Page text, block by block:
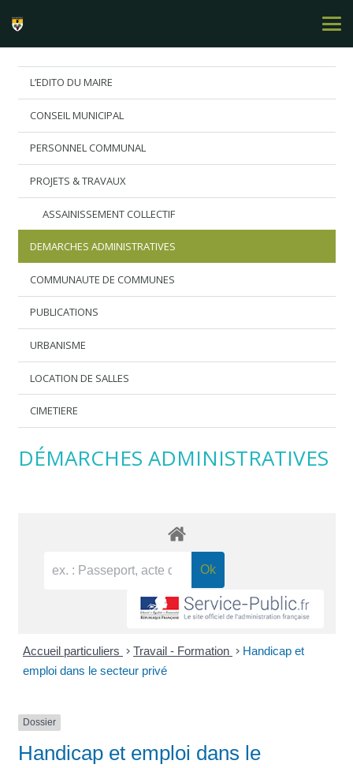
L’EDITO DU MAIRE
CONSEIL MUNICIPAL
PERSONNEL COMMUNAL
PROJETS & TRAVAUX
ASSAINISSEMENT COLLECTIF
DEMARCHES ADMINISTRATIVES
COMMUNAUTE DE COMMUNES
PUBLICATIONS
URBANISME
LOCATION DE SALLES
CIMETIERE
DÉMARCHES ADMINISTRATIVES
Accueil particuliers > Travail - Formation > Handicap et
emploi dans le secteur privé
Dossier
Handicap et emploi dans le